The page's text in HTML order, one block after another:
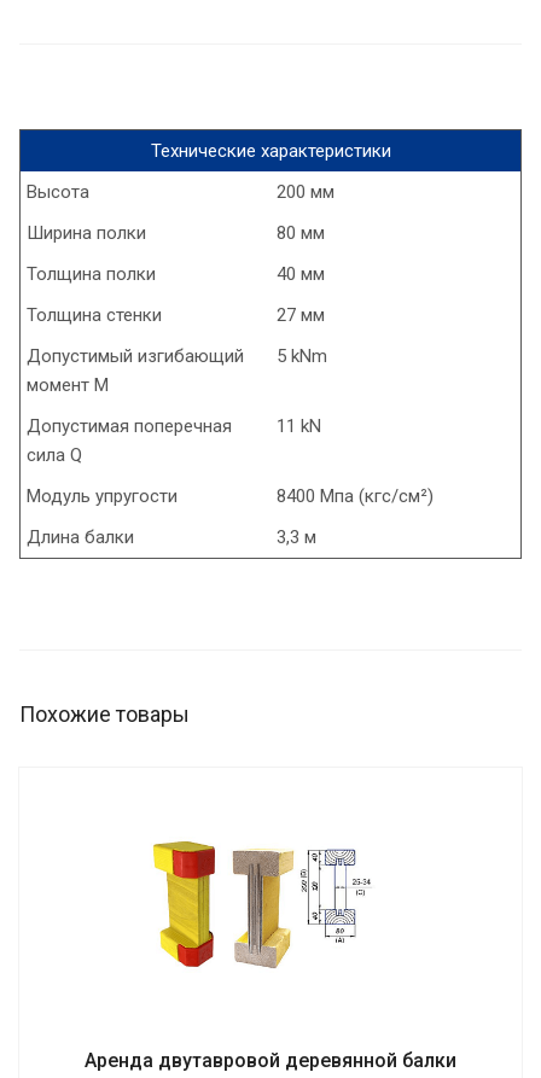
Технические характеристики
Высота
200 мм
Ширина полки
80 мм
Толщина полки
40 мм
Толщина стенки
27 мм
Допустимый изгибающий
момент М
5 kNm
Допустимая поперечная
сила Q
11 kN
Модуль упругости
8400 Мпа (кгс/см²)
Длина балки
3,3 м
Похожие товары
Аренда двутавровой деревянной балки